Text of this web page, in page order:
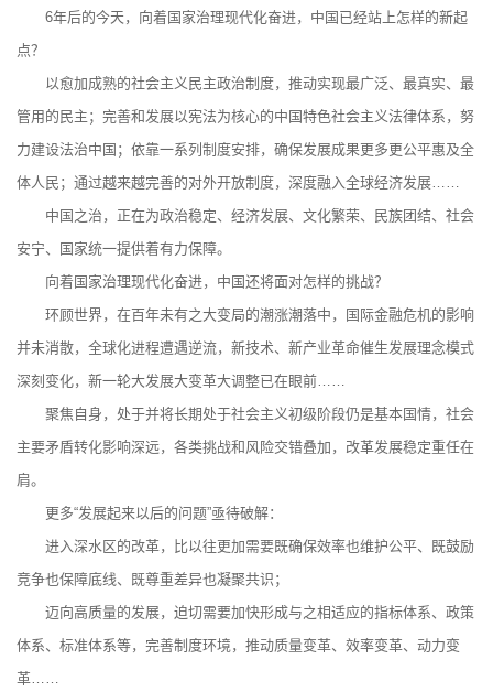
6年后的今天，向着国家治理现代化奋进，中国已经站上怎样的新起
点？
以愈加成熟的社会主义民主政治制度，推动实现最广泛、最真实、最
管用的民主；完善和发展以宪法为核心的中国特色社会主义法律体系，努
力建设法治中国；依靠一系列制度安排，确保发展成果更多更公平惠及全
体人民；通过越来越完善的对外开放制度，深度融入全球经济发展……
中国之治，正在为政治稳定、经济发展、文化繁荣、民族团结、社会
安宁、国家统一提供着有力保障。
向着国家治理现代化奋进，中国还将面对怎样的挑战？
环顾世界，在百年未有之大变局的潮涨潮落中，国际金融危机的影响
并未消散，全球化进程遭遇逆流，新技术、新产业革命催生发展理念模式
深刻变化，新一轮大发展大变革大调整已在眼前……
聚焦自身，处于并将长期处于社会主义初级阶段仍是基本国情，社会
主要矛盾转化影响深远，各类挑战和风险交错叠加，改革发展稳定重任在
肩。
更多“发展起来以后的问题”亟待破解：
进入深水区的改革，比以往更加需要既确保效率也维护公平、既鼓励
竞争也保障底线、既尊重差异也凝聚共识；
迈向高质量的发展，迫切需要加快形成与之相适应的指标体系、政策
体系、标准体系等，完善制度环境，推动质量变革、效率变革、动力变
革……